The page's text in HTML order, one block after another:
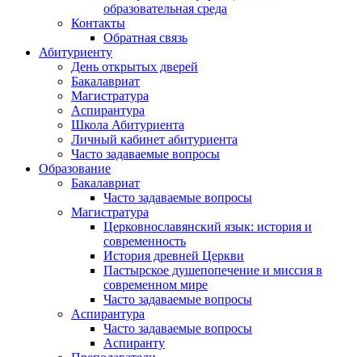
образовательная среда
Контакты
Обратная связь
Абитуриенту
День открытых дверей
Бакалавриат
Магистратура
Аспирантура
Школа Абитуриента
Личный кабинет абитуриента
Часто задаваемые вопросы
Образование
Бакалавриат
Часто задаваемые вопросы
Магистратура
Церковнославянский язык: история и
современность
История древней Церкви
Пастырское душепопечение и миссия в
современном мире
Часто задаваемые вопросы
Аспирантура
Часто задаваемые вопросы
Аспиранту